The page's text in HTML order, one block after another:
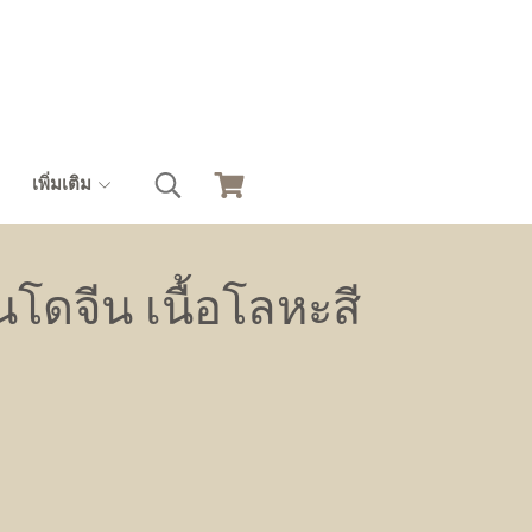
เพิ่มเติม
ดจีน เนื้อโลหะสี